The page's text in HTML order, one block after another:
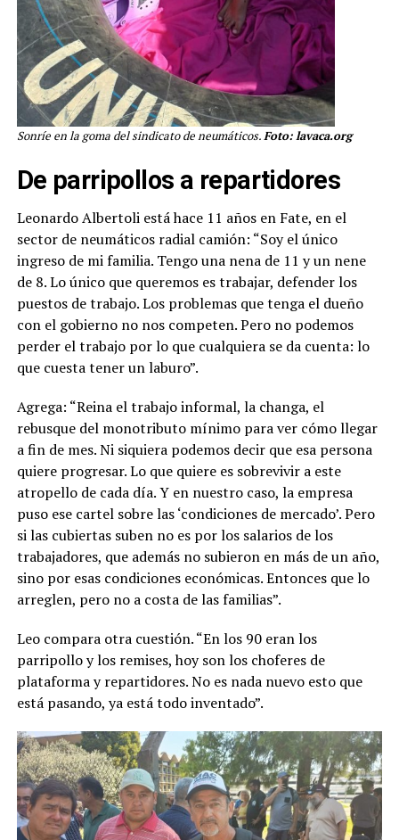
Sonríe en la goma del sindicato de neumáticos.Foto: lavaca.org
De parripollos a repartidores
Leonardo Albertoli está hace 11 años en Fate, en el
sector de neumáticos radial camión: “Soy el único
ingreso de mi familia. Tengo una nena de 11 y un nene
de 8. Lo único que queremos es trabajar, defender los
puestos de trabajo. Los problemas que tenga el dueño
con el gobierno no nos competen. Pero no podemos
perder el trabajo por lo que cualquiera se da cuenta: lo
que cuesta tener un laburo”.
Agrega: “Reina el trabajo informal, la changa, el
rebusque del monotributo mínimo para ver cómo llegar
a fin de mes. Ni siquiera podemos decir que esa persona
quiere progresar. Lo que quiere es sobrevivir a este
atropello de cada día. Y en nuestro caso, la empresa
puso ese cartel sobre las ‘condiciones de mercado’. Pero
si las cubiertas suben no es por los salarios de los
trabajadores, que además no subieron en más de un año,
sino por esas condiciones económicas. Entonces que lo
arreglen, pero no a costa de las familias”.
Leo compara otra cuestión. “En los 90 eran los
parripollo y los remises, hoy son los choferes de
plataforma y repartidores. No es nada nuevo esto que
está pasando, ya está todo inventado”.